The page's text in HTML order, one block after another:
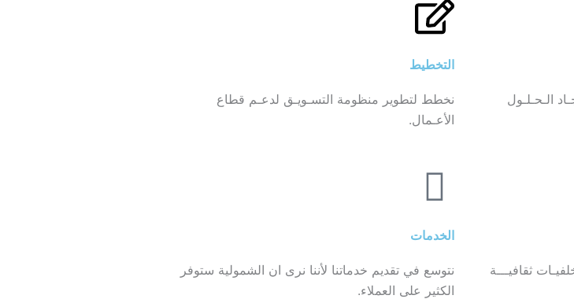
الـحـلـول
التخطيط
نخطط لتطوير منظومة التسـويـق لدعـم قطاع
الأعـمال.
ثقافيـــة
الخدمات
نتوسع في تقديم خدماتنا لأننا نرى ان الشمولية ستوفر
الكثير على العملاء.